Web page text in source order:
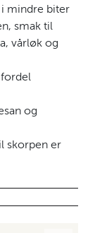
mindre biter
smak til
vårløk og
fordel
og
skorpen er